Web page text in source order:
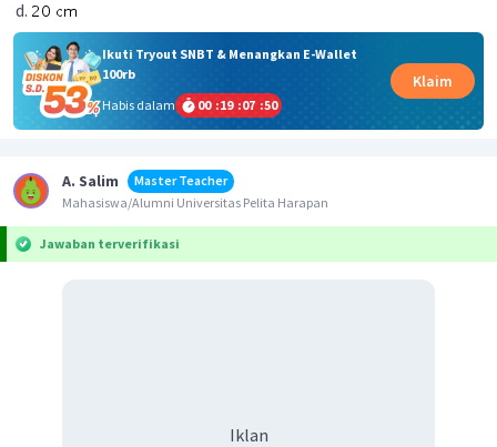
Ikuti Tryout SNBT & Menangkan E-Wallet
100rb
Habis dalam
00 :19 :07 :50
Klaim
A. Salim
Master Teacher
Mahasiswa/Alumni Universitas Pelita Harapan
Jawaban terverifikasi
Iklan